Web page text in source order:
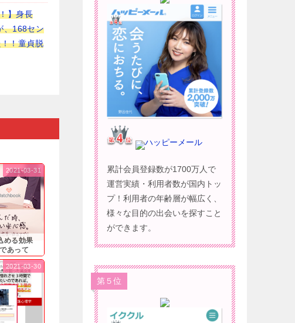
】身長
、168セン
！童貞脱
める効果
あって
2021-03-31
2021-03-30
ハッピーメール
累計会員登録数が1700万人で
運営実績・利用者数が国内トッ
プ！利用者の年齢層が幅広く、
様々な目的の出会いを探すこと
ができます。
第５位